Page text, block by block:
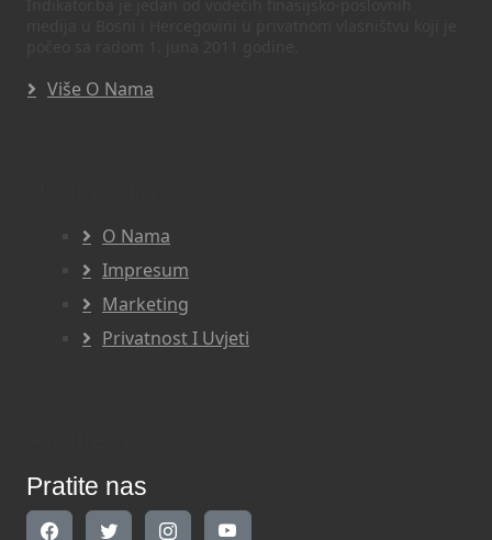
Više O Nama
O Nama
Impresum
Marketing
Privatnost I Uvjeti
Pratite nas